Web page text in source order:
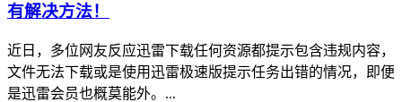
有解决方法！
近日，多位网友反应迅雷下载任何资源都提示包含违规内容，
文件无法下载或是使用迅雷极速版提示任务出错的情况，即便
是迅雷会员也概莫能外。...